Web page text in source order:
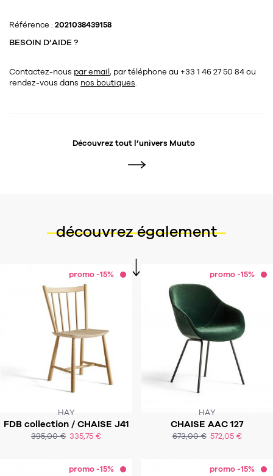
Référence : 2021038439158
BESOIN D’AIDE ?
Contactez-nous par email, par téléphone au +33 1 46 27 50 84ou
rendez-vous dans nos boutiques.
Découvrez tout l’univers Muuto
découvrez également
promo -15%
HAY
FDB collection / CHAISE J41
395,00 € 335,75 €
SOUS 4-6 SEMAINES
ACHAT EXPRESS
promo -15%
HAY
CHAISE AAC 127
673,00 € 572,05 €
SOUS 6-8 SEMAINES
ACHAT EXPRESS
promo -15% promo -15%